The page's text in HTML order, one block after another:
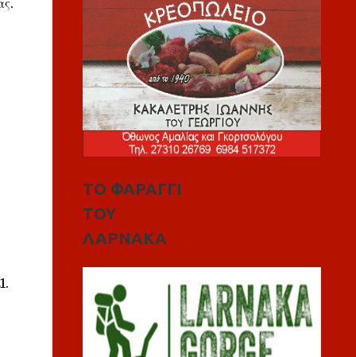
ΤΟ ΦΑΡΑΓΓΙ
ΤΟΥ
ΛΑΡΝΑΚΑ